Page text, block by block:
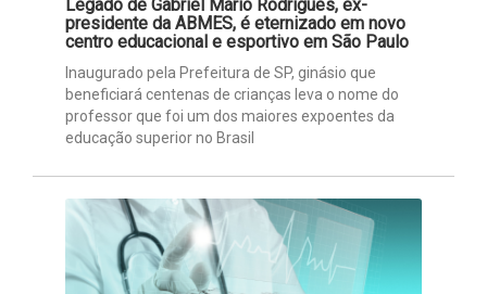
Legado de Gabriel Mário Rodrigues, ex-
presidente da ABMES, é eternizado em novo
centro educacional e esportivo em São Paulo
Inaugurado pela Prefeitura de SP, ginásio que
beneficiará centenas de crianças leva o nome do
professor que foi um dos maiores expoentes da
educação superior no Brasil